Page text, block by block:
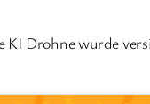
Drohne wurde